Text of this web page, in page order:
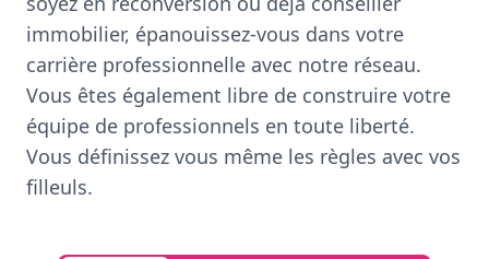
immobilier, épanouissez-vous dans votre
carrière professionnelle avec notre réseau.
Vous êtes également libre de construire votre
équipe de professionnels en toute liberté.
Vous définissez vous même les règles avec vos
filleuls.